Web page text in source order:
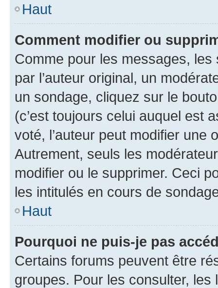
Haut
Comment modifier ou
Comme pour les messages,
par l’auteur original, un
un sondage, cliquez sur le
(c’est toujours celui auquel est
voté, l’auteur peut modifier une
Autrement, seuls les
modifier ou le supprimer. Ceci
les intitulés en cours de
Haut
Pourquoi ne puis-je pas
Certains forums peuvent être
groupes. Pour les consulter,